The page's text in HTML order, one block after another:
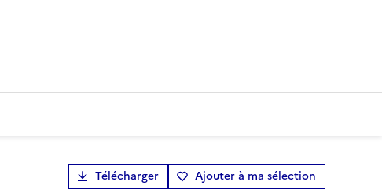
Télécharger Ajouter à ma sélection